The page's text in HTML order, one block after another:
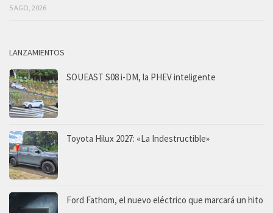
5 AGO, 2026
LANZAMIENTOS
SOUEAST S08 i-DM, la PHEV inteligente
Toyota Hilux 2027: «La Indestructible»
Ford Fathom, el nuevo eléctrico que marcará un hito